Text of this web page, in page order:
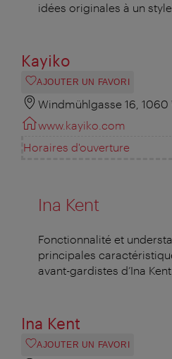
idées originales à un
Kayiko
AJOUTER UN FAVORI
Windmühlgasse 16, 1060
www.kayiko.com
Horaires d'ouverture
Ina Kent
Fonctionnalité et
principales
avant-gardistes d’Ina Kent.
Ina Kent
AJOUTER UN FAVORI